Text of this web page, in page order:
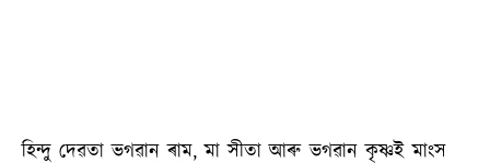
হিন্দু দেৱতা ভগৱান ৰাম, মা সীতা আৰু ভগৱান কৃষ্ণই মাংস